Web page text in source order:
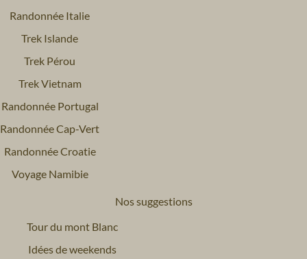
Randonnée Italie
Trek Islande
Trek Pérou
Trek Vietnam
Randonnée Portugal
Randonnée Cap-Vert
Randonnée Croatie
Voyage Namibie
Nos suggestions
Tour du mont Blanc
Idées de weekends